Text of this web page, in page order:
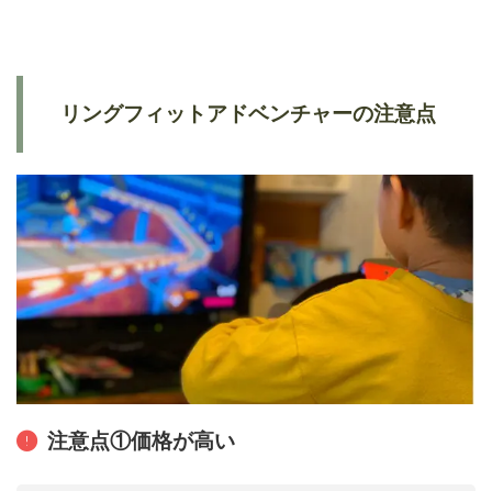
リングフィットアドベンチャーの注意点
注意点①価格が高い